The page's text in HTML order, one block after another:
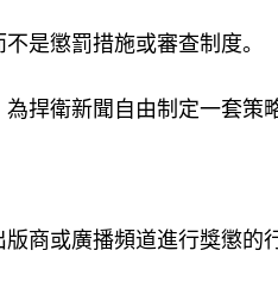
是懲罰措施或審查制度。
捍衛新聞自由制定一套策
商或廣播頻道進行獎懲的